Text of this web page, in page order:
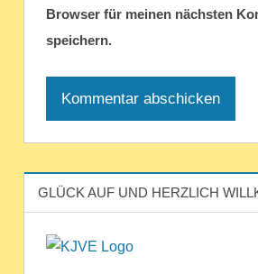
Browser für meinen nächsten
speichern.
GLÜCK AUF UND HERZLICH